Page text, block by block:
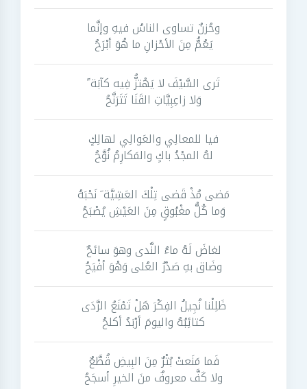
وحُزنٌ تساوى الناسُ فيهِ وإنَّما
يَعُمُّ مِنَ الأحْزانِ ما هُوَ أبْرَحُ
تَرى السَّيْفَ لا يَهْتزُّ فِيه كآبَة ً
وَلا زاعِبِيَّاتِ القَنَا تَتَرَنَّحُ
فيا للمعالِي والعَوالِي لهالِكٍ
لهُ المجْدُ باكٍ والمَكارِمُ نُوَّحُ
مَضى مُذْ قَضى تِلْكَ العَشِيَّة َ نَحْبَهُ
وَما كُلُّ مغْبُوقٍ مِنَ العَيْشِ يُصْبَحُ
لغاضَ لَهُ ماءُ النَّدى وهوَ سائحٌ
وضَاق بهِ صَدْرُ العُلى وَهْوَ أفْيَحُ
ظَلِلْنا نُجِيلُ الفِكْرَ هَلْ تَمْنَعُ الرَّدَى
كتائِبُهُ واليومَ أرْبَدُ أكلحُ
فَما مَنَعتْ بُتْرٌ مِنَ البِيضِ قُطَّعٌ
ولا كَفَّ معروفٌ منَ الخيرِ أسجَحُ